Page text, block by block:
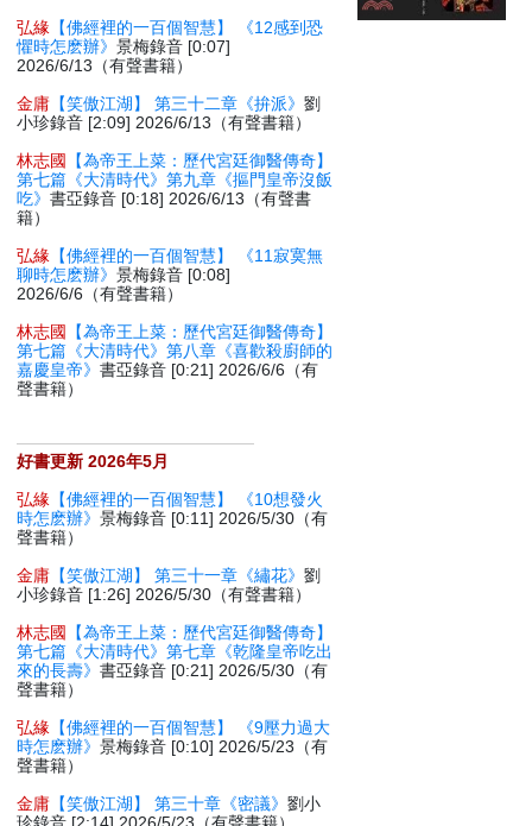
弘緣 【佛經裡的一百個智慧】 《12感到恐
懼時怎麽辦》景梅錄音 [0:07]
2026/6/13（有聲書籍）
金庸 【笑傲江湖】 第三十二章《拚派》劉
小珍錄音 [2:09] 2026/6/13（有聲書籍）
林志國
【為帝王上菜：歷代宮廷御醫傳奇】
第七篇《大清時代》第九章《摳門皇帝沒飯
吃》書亞錄音 [0:18] 2026/6/13（有聲書
籍）
弘緣 【佛經裡的一百個智慧】 《11寂寞無
聊時怎麽辦》景梅錄音 [0:08]
2026/6/6（有聲書籍）
林志國
【為帝王上菜：歷代宮廷御醫傳奇】
第七篇《大清時代》第八章《喜歡殺廚師的
嘉慶皇帝》書亞錄音 [0:21] 2026/6/6（有
聲書籍）
好書更新 2026年5月
弘緣 【佛經裡的一百個智慧】 《10想發火
時怎麽辦》景梅錄音 [0:11] 2026/5/30（有
聲書籍）
金庸 【笑傲江湖】 第三十一章《繡花》劉
小珍錄音 [1:26] 2026/5/30（有聲書籍）
林志國
【為帝王上菜：歷代宮廷御醫傳奇】
第七篇《大清時代》第七章《乾隆皇帝吃出
來的長壽》書亞錄音 [0:21] 2026/5/30（有
聲書籍）
弘緣 【佛經裡的一百個智慧】 《9壓力過大
時怎麽辦》景梅錄音 [0:10] 2026/5/23（有
聲書籍）
金庸 【笑傲江湖】 第三十章《密議》劉小